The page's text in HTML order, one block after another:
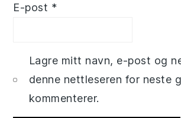
E-post *
Lagre mitt navn, e-post og
denne nettleseren for neste
kommenterer.